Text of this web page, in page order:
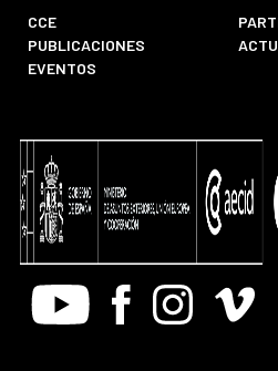
CCE
PUBLICACIONES
EVENTOS
Youtube FacebookInstagram
Vimeo